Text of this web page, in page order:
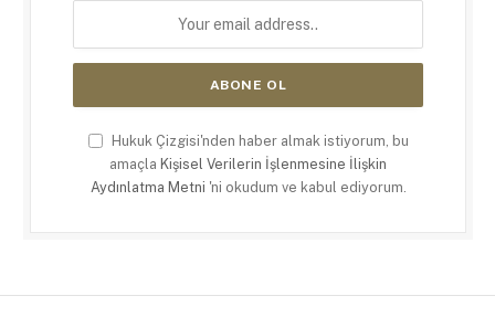
Hukuk Çizgisi'nden haber almak istiyorum, bu
amaçla Kişisel Verilerin İşlenmesine İlişkin
Aydınlatma Metni 'ni okudum ve kabul ediyorum.